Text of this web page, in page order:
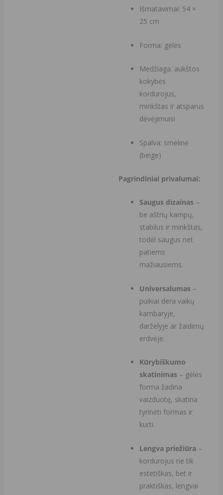
Išmatavimai: 54 ×
25 cm
Forma: gėlės
Medžiaga: aukštos
kokybės
kordurojus,
minkštas ir atsparus
dėvėjimuisi
Spalva: smėlinė
(beige)
Pagrindiniai privalumai:
Saugus dizainas–
be aštrių kampų,
stabilus ir minkštas,
todėl saugus net
patiems
mažiausiems.
Universalumas–
puikiai dera vaikų
kambaryje,
darželyje ar žaidimų
erdvėje.
Kūrybiškumo
skatinimas– gėlės
forma žadina
vaizduotę, skatina
tyrinėti formas ir
kurti.
Lengva priežiūra–
kordurojus ne tik
estetiškas, bet ir
praktiškas, lengvai